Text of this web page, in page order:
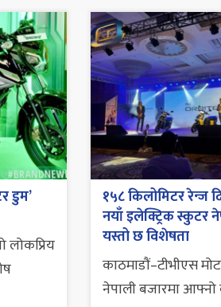
डुम’
लोकप्रिय
१५८ किलोमिटर रेन्ज
नयाँ इलेक्ट्रिक स्कुटर
यस्तो छ विशेषता
काठमाडौं–टीभीएस
नेपाली बजारमा आफ्नो